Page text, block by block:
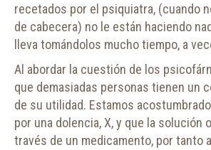
recetados por el psiquiatra, (cuando
de cabecera) no le están haciendo
lleva tomándolos mucho tiempo, a
Al abordar la cuestión de los
que demasiadas personas tienen un
de su utilidad. Estamos
por una dolencia, X, y que la solución
través de un medicamento, por tanto